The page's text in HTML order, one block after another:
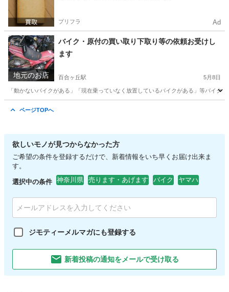
プリフラ Ad
地元のお店
バイク・原付の買い取り下取り等の依頼お受けし
ます
百合ヶ丘駅 5月8日
「動かないバイクがある」「現在乗っていなく放置しているバイクがある」等バイ
ページTOPへ
欲しいモノが見つからなかった方
ご希望の条件を登録するだけで、新着情報をいち早くお届け出来ま
す。
選択中の条件 神奈川県 売ります・あげます バイク ヤマハ
ジモティーメルマガにも登録する
新着投稿の通知をメールで受け取る